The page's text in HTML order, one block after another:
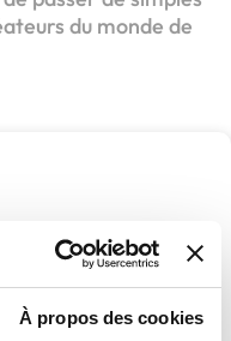
À propos des cookies
du monde de
de demain